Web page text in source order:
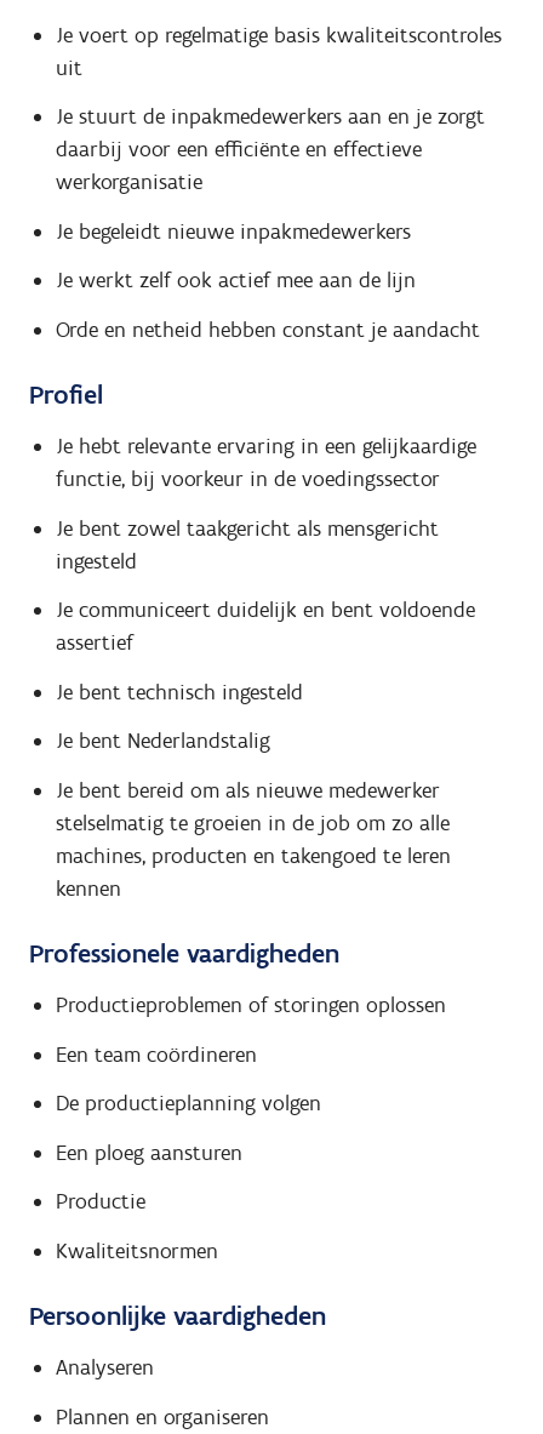
Je voert op regelmatige basis kwaliteitscontroles
uit
Je stuurt de inpakmedewerkers aan en je zorgt
daarbij voor een efficiënte en effectieve
werkorganisatie
Je begeleidt nieuwe inpakmedewerkers
Je werkt zelf ook actief mee aan de lijn
Orde en netheid hebben constant je aandacht
Profiel
Je hebt relevante ervaring in een gelijkaardige
functie, bij voorkeur in de voedingssector
Je bent zowel taakgericht als mensgericht
ingesteld
Je communiceert duidelijk en bent voldoende
assertief
Je bent technisch ingesteld
Je bent Nederlandstalig
Je bent bereid om als nieuwe medewerker
stelselmatig te groeien in de job om zo alle
machines, producten en takengoed te leren
kennen
Professionele vaardigheden
Productieproblemen of storingen oplossen
Een team coördineren
De productieplanning volgen
Een ploeg aansturen
Productie
Kwaliteitsnormen
Persoonlijke vaardigheden
Analyseren
Plannen en organiseren